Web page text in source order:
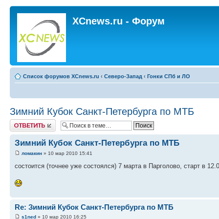
XCnews.ru - Форум
Список форумов XCnews.ru ‹ Северо-Запад ‹ Гонки СПб и ЛО
Зимний Кубок Санкт-Петербурга по МТБ
Ответить
Зимний Кубок Санкт-Петербурга по МТБ
ломакин » 10 мар 2010 15:41
состоится (точнее уже состоялся) 7 марта в Парголово, старт в
Re: Зимний Кубок Санкт-Петербурга по МТБ
s1ned » 10 мар 2010 16:25